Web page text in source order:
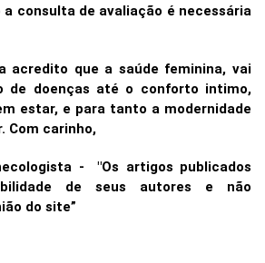
consulta de avaliação é necessária
acredito que a saúde feminina, vai
de doenças até o conforto intimo,
estar, e para tanto a modernidade
Com carinho,
- "Os artigos publicados
de seus autores e não
do site”